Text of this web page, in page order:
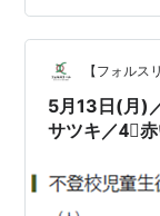
が疲弊するケ
合っていると
【フォル
5月13日(月)
サツキ／4⃣